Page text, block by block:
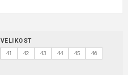
VELIKOST
41 42 43 44 45
46